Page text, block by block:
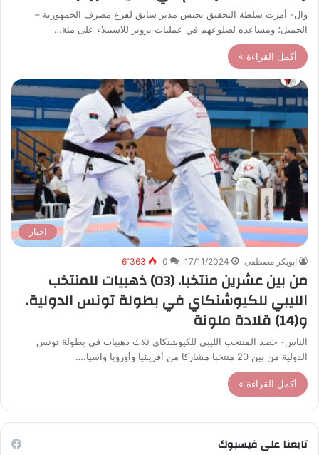
وال- أمرت سلطة التحقيق بحبس مدير سابق لفرع مصرف الجمهورية –
الجميل؛ ومساعده لضلوعهم في عمليات تزوير للاستيلاء على مئة…
أكمل القراءة »
اخبار
ابوبكر مصطفى 17/11/2024
0 6٬363
من بين عشرين منتخبا. (03) ذهبيات للمنتخب
الليبي للكيوشنكاي في بطولة تونس الدولية.
و(14) قلادة ملونة
الناس- حصد المنتخب الليبي للكيوشنكاي ثلاث ذهبيات في بطولة تونس
الدولية من بين 20 منتخبا مشاركا من أفريقيا وأوروبا وآسيا.…
أكمل القراءة »
تابعنا على فيسبوك